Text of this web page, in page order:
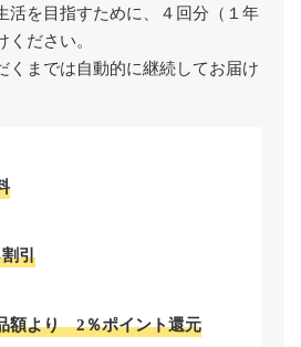
活を目指すために、４回分（１年
ください。
くまでは自動的に継続してお届け
引
額より 2％ポイント還元